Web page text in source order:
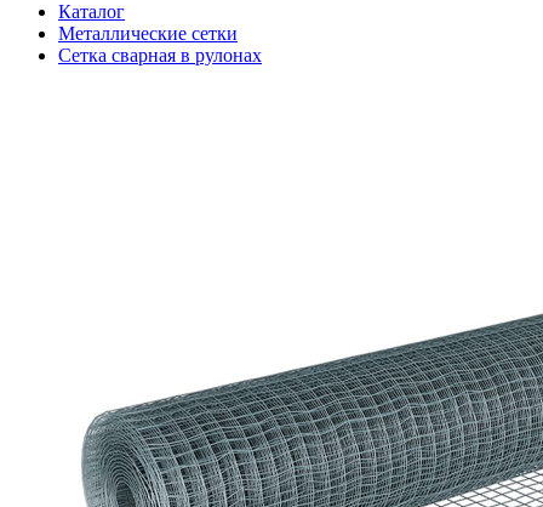
Каталог
Металлические сетки
Сетка сварная в рулонах